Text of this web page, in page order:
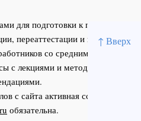
↑ Вверх
для подготовки к первичной
переаттестации и повышения
со средним и высшим
с лекциями и методическими
с сайта активная ссылка на
обязательна.